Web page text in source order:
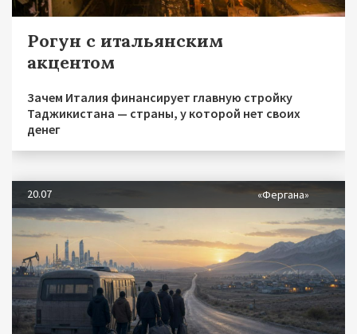
Рогун с итальянским
акцентом
Зачем Италия финансирует главную стройку
Таджикистана — страны, у которой нет своих
денег
20.07 «Фергана»